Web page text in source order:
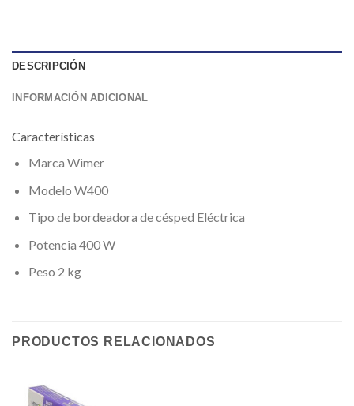
DESCRIPCIÓN
INFORMACIÓN ADICIONAL
Características
Marca Wimer
Modelo W400
Tipo de bordeadora de césped Eléctrica
Potencia 400 W
Peso 2 kg
PRODUCTOS RELACIONADOS